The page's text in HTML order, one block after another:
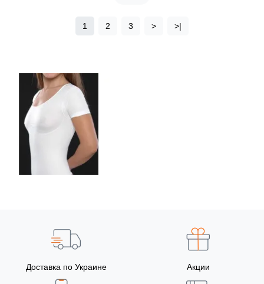
1 2 3 > >|
Доставка по Украине Акции